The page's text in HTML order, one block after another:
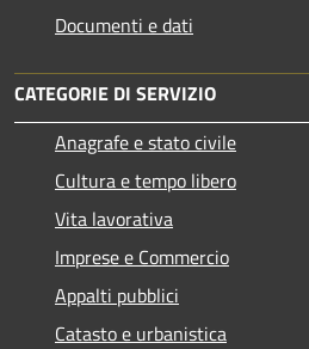
Documenti e dati
CATEGORIE DI SERVIZIO
Anagrafe e stato civile
Cultura e tempo libero
Vita lavorativa
Imprese e Commercio
Appalti pubblici
Catasto e urbanistica